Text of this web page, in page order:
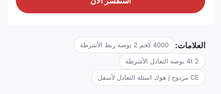
العلامات: 4000 كجم 2 بوصة ربط الأشرطة
4t 2 بوصة التعادل الأشرطة